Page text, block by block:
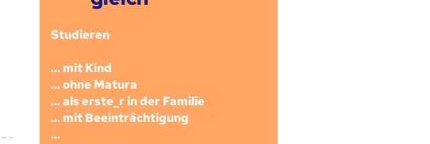
Studieren
... mit Kind
... ohne Matura
... als erste_r in der Familie
... mit Beeinträchtigung
...